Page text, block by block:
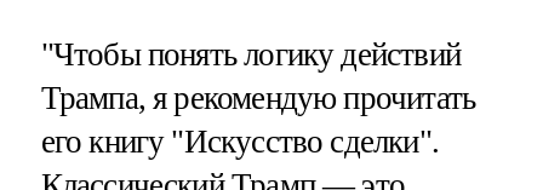
"Чтобы понять логику действий
Трампа, я рекомендую прочитать
его книгу "Искусство сделки".